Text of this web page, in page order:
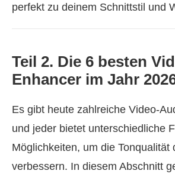
perfekt zu deinem Schnittstil und
Teil 2. Die 6 besten
Enhancer im Jahr
Es gibt heute zahlreiche Video-
und jeder bietet unterschiedliche
Möglichkeiten, um die Tonqualität
verbessern. In diesem Abschnitt